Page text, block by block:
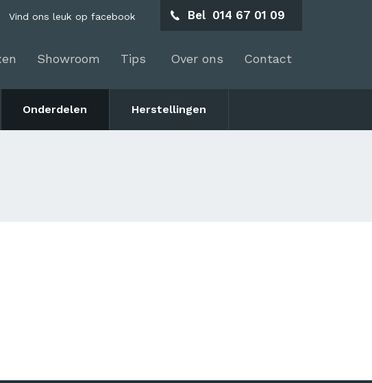
Bel 014 67 01 09
Vind ons leuk op facebook
Onderdelen Herstellingen
Showroom Tips Over ons Contact